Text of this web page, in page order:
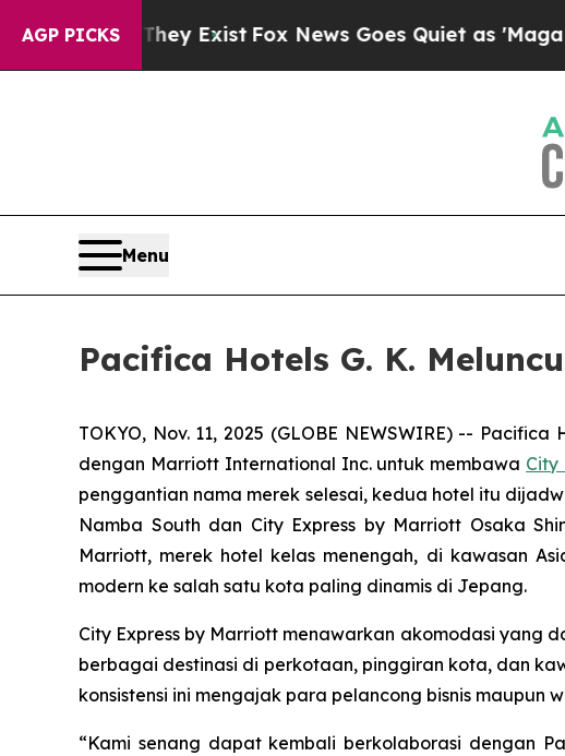
AGP PICKS
ExistFox News Goes Quiet as 'Maga Media
Menu
Pacifica Hotels G. K.
TOKYO, Nov. 11, 2025 (GLOBE NEWSWIRE) --
dengan Marriott International Inc. untuk membawa City
penggantian nama merek selesai, kedua hotel itu
Namba South dan City Express by Marriott Osaka
Marriott, merek hotel kelas menengah, di kawasan
modern ke salah satu kota paling dinamis di Jepang.
City Express by Marriott menawarkan akomodasi yang
berbagai destinasi di perkotaan, pinggiran kota, dan
konsistensi ini mengajak para pelancong bisnis
“Kami senang dapat kembali berkolaborasi dengan